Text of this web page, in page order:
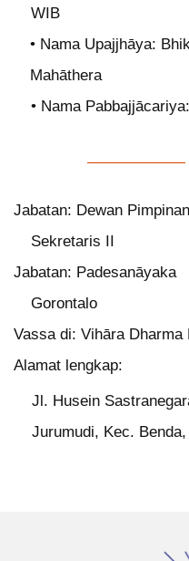
WIB
• Nama Upajjhāya:
Mahāthera
• Nama
Jabatan: Dewan Pimpinan
Sekretaris II
Jabatan: Padesanāyaka
Gorontalo
Vassa di: Vihāra Dharma
Alamat lengkap:
Jl. Husein
Jurumudi, Kec.